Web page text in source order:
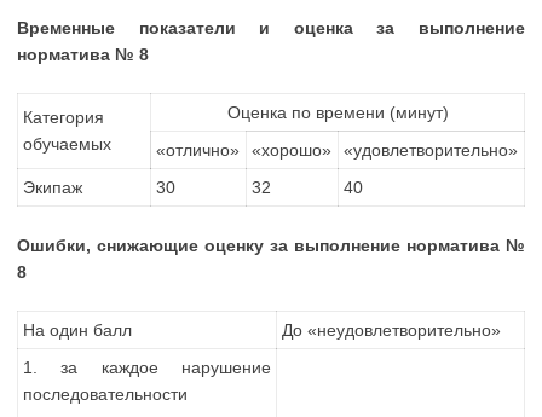
Временные показатели и оценка за выполнение
норматива № 8
Категория
обучаемых
Оценка по времени (минут)
«отлично»
«хорошо»
«удовлетворительно»
Экипаж
30 32 40
Ошибки, снижающие оценку за выполнение норматива №
8
На один балл
До «неудовлетворительно»
1. за каждое нарушение
последовательности